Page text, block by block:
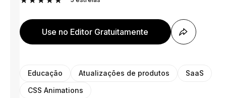
Use no Editor Gratuitamente
Educação Atualizações de produtos
SaaS
CSS Animations